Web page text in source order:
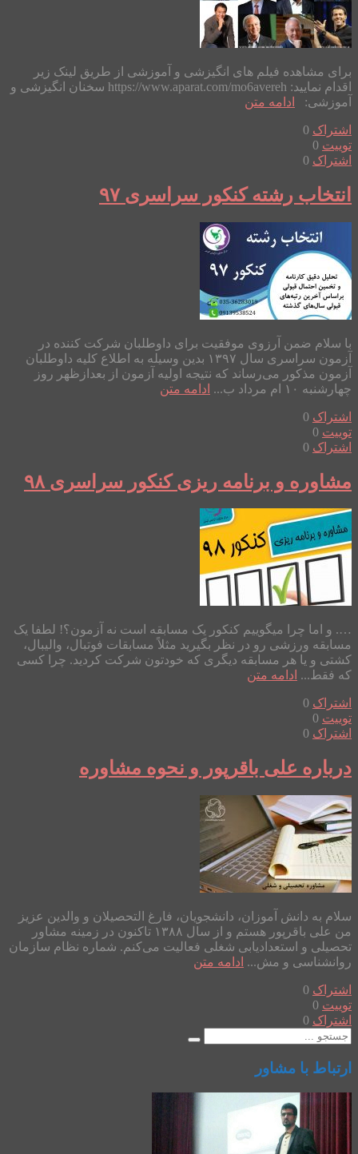
برای مشاهده فیلم های انگیزشی و آموزشی از طریق لینک زیر
اقدام نمایید: https://www.aparat.com/mo6avereh سخنان انگیزشی و
آموزشی:
ادامه متن
اشتراک 0
توییت 0
اشتراک 0
انتخاب رشته کنکور سراسری ۹۷
با سلام ضمن آرزوی موفقیت برای داوطلبان شرکت کننده در
آزمون سراسری سال ۱۳۹۷ بدین وسیله به اطلاع کلیه داوطلبان
آزمون مذکور می‌رساند که نتیجه اولیه آزمون از بعدازظهر روز
چهار‌شنبه ۱۰ ام مرداد ب...
ادامه متن
اشتراک 0
توییت 0
اشتراک 0
مشاوره و برنامه ریزی کنکور سراسری ۹۸
…. و اما چرا میگوییم کنکور یک مسابقه است نه آزمون؟! لطفا یک
مسابقه ورزشی رو در نظر بگیرید مثلاً مسابقات فوتبال، والیبال،
کشتی و یا هر مسابقه دیگری که خودتون شرکت کردید. چرا کسی
که فقط... ادامه متن
اشتراک 0
توییت 0
اشتراک 0
درباره علی باقرپور و نحوه مشاوره
سلام به دانش آموزان، دانشجویان، فارغ التحصیلان و والدین عزیز
من علی باقرپور هستم و از سال ۱۳۸۸ تاکنون در زمینه مشاور
تحصیلی و استعدادیابی شغلی فعالیت می‌کنم. شماره نظام سازمان
روانشناسی و مش... ادامه متن
اشتراک 0
توییت 0
اشتراک 0
ارتباط با مشاور